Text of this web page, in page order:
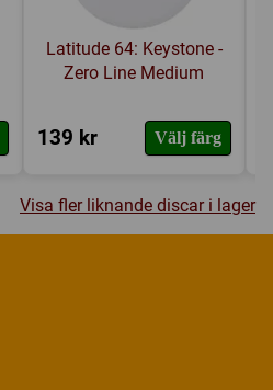
Latitude 64: Keystone -
Zero Line Medium
139 kr Välj färg
Visa fler liknande discar i lager